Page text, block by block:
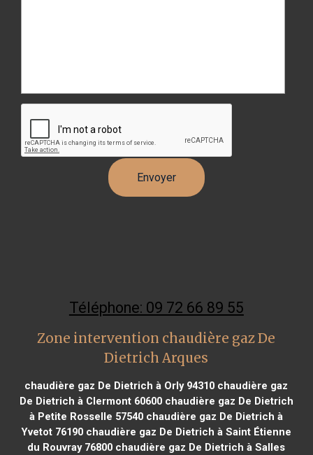
Téléphone: 09 72 66 89 55
Zone intervention chaudière gaz De
Dietrich Arques
chaudière gaz De Dietrich à Orly 94310 chaudière gaz
De Dietrich à Clermont 60600chaudière gaz De Dietrich
à Petite Rosselle 57540 chaudière gaz De Dietrich à
Yvetot 76190chaudière gaz De Dietrich à Saint Étienne
du Rouvray 76800 chaudière gaz De Dietrich à Salles